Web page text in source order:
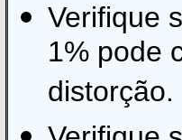
Verifique
1% pode
distorção.